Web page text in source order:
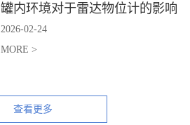
罐内环境对于雷达物位计的影响
2026-02-24
MORE >
查看更多